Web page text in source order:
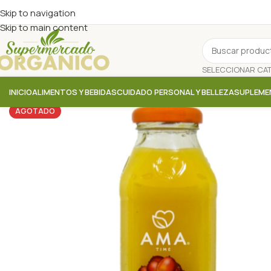
Skip to navigation
Skip to main content
INICIOALIMENTOS Y BEBIDASCUIDADO PERSONAL Y BELLEZA
AGOTADO